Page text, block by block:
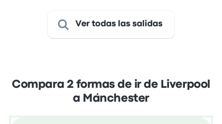
Ver todas las salidas
Compara 2 formas de ir de Liverpool
a Mánchester